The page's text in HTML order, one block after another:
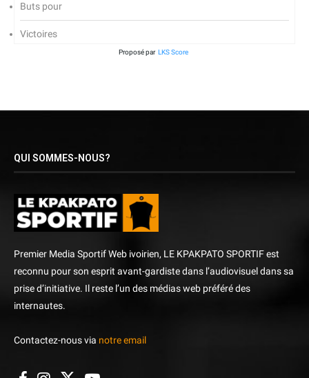
Buts pour
Victoires
Proposé par LKS Score
QUI SOMMES-NOUS?
Premier Media Sportif Web ivoirien, LE KPAKPATO SPORTIF est
reconnu pour son esprit avant-gardiste dans l’audiovisuel dans sa
prise d’initiative. Il reste l’un des médias web préféré des
internautes.
Contactez-nous via notre email